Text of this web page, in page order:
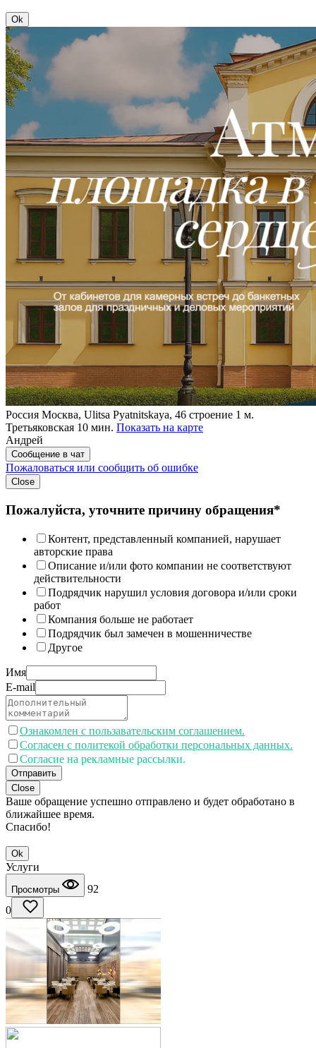
Ok
Россия Москва, Ulitsa Pyatnitskaya, 46 строение 1 м.
Третьяковская 10 мин. Показать на карте
Андрей
Сообщение в чат
Пожаловаться или сообщить об ошибке
Close
Пожалуйста, уточните причину обращения*
Контент, представленный компанией, нарушает
авторские права
Описание и/или фото компании не соответствуют
действительности
Подрядчик нарушил условия договора и/или сроки
работ
Компания больше не работает
Подрядчик был замечен в мошенничестве
Другое
Имя
E-mail
Ознакомлен с пользавательским соглашением.
Согласен с политекой обработки персональных данных.
Согласие на рекламные рассылки.
Отправить
Close
Ваше обращение успешно отправлено и будет обработано в
ближайшее время.
Спасибо!
Ok
Услуги
Просмотры
92
0